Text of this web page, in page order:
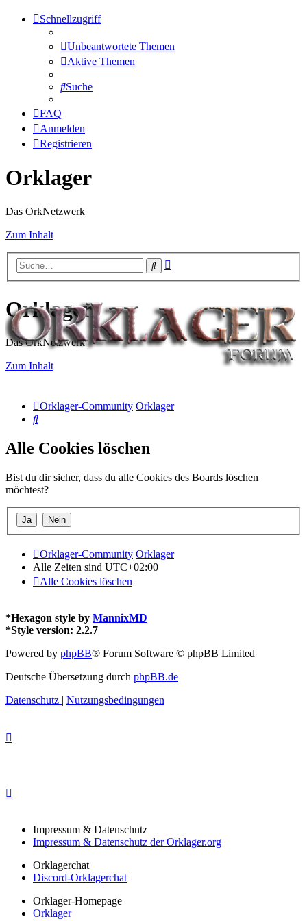
Schnellzugriff
Unbeantwortete Themen
Aktive Themen
Suche
FAQ
Anmelden
Registrieren
Orklager
Das OrkNetzwerk
Zum Inhalt
Suche
Orklager
Das OrkNetzwerk
Zum Inhalt
Orklager-Community Orklager
Suche
Alle Cookies löschen
Bist du dir sicher, dass du alle Cookies des Boards löschen
möchtest?
Orklager-Community Orklager
Alle Zeiten sind UTC+02:00
Alle Cookies löschen
*Hexagon style by MannixMD
*Style version: 2.2.7
Powered by phpBB® Forum Software © phpBB Limited
Deutsche Übersetzung durch phpBB.de
Datenschutz | Nutzungsbedingungen
Impressum & Datenschutz
Impressum & Datenschutz der Orklager.org
Orklagerchat
Discord-Orklagerchat
Orklager-Homepage
Orklager